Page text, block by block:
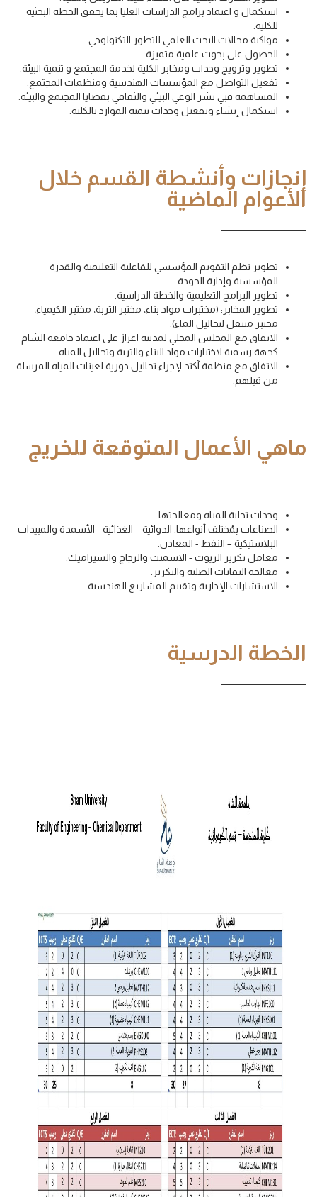
استكمال و اعتماد برامج الدراسات العليا بما يحقق الخطة البحثية
للكلية.
مواكبة مجالات البحث العلمي للتطور التكنولوجي.
الحصول على بحوث علمية متميزة.
تطوير وترويج وحدات ومخابر الكلية لخدمة المجتمع و تنمية البيئة.
تفعيل التواصل مع المؤسسات الهندسية ومنظمات المجتمع.
المساهمة فبي نشر الوعي البيئي والثقافي بقضايا المجتمع والبيئة.
استكمال إنشاء وتفعيل وحدات تنمية الموارد بالكلية.
إنجازات وأنشطة القسم خلال
الأعوام الماضية
تطوير نظم التقويم المؤسسي للفاعلية التعليمية والقدرة
المؤسسية وإدارة الجودة.
تطوير البرامج التعليمية والخطة الدراسية.
تطوير المخابر: (مختبرات مواد بناء، مختبر التربة، مختبر الكيمياء،
مختبر متنقل لتحاليل الماء).
الاتفاق مع المجلس المحلي لمدينة اعزاز على اعتماد جامعة الشام
كجهة رسمية لاختبارات مواد البناء والتربة وتحاليل المياه.
الاتفاق مع منظمة آكتد لإجراء تحاليل دورية لعينات المياه المرسلة
من قبلهم.
ماهي الأعمال المتوقعة للخريج
وحدات تحلية المياه ومعالجتها.
الصناعات بمُختلف أنواعها: الدوائية – الغذائية - الأسمدة والمبيدات –
البلاستيكية – النفط - المعادن.
معامل تكرير الزيوت - الاسمنت والزجاج والسيراميك.
معالجة النفايات الصلبة والتكرير.
الاستشارات الإدارية وتقييم المشاريع الهندسية.
الخطة الدرسية